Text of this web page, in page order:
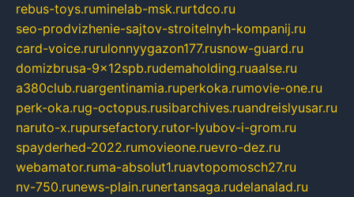
rebus-toys.ruminelab-msk.rurtdco.ru
seo-prodvizhenie-sajtov-stroitelnyh-kompanij.ru
card-voice.rurulonnyygazon177.rusnow-guard.ru
domizbrusa-9x12spb.rudemaholding.ruaalse.ru
a380club.ruargentinamia.ruperkoka.rumovie-one.ru
perk-oka.rug-octopus.rusibarchives.ruandreislyusar.ru
naruto-x.rupursefactory.rutor-lyubov-i-grom.ru
spayderhed-2022.rumovieone.ruevro-dez.ru
webamator.ruma-absolut1.ruavtopomosch27.ru
nv-750.runews-plain.runertansaga.rudelanalad.ru